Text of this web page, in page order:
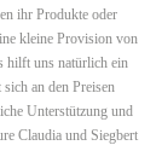
ihr Produkte oder
kleine Provision von
hilft uns natürlich ein
an den Preisen
Unterstützung und
Claudia und Siegbert